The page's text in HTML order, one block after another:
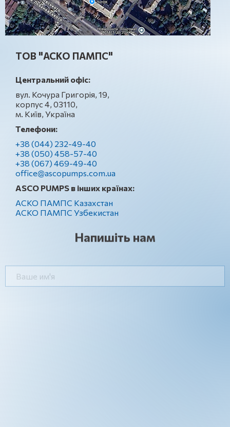
ТОВ "АСКО ПАМПС"
Центральний офіс:
вул. Кочура Григорія, 19,
корпус 4, 03110,
м. Київ, Україна
Телефони:
+38 (044) 232-49-40
+38 (050) 458-57-40
+38 (067) 469-49-40
office@ascopumps.com.ua
ASCO PUMPS в інших країнах:
АСКО ПАМПС Казахстан
АСКО ПАМПС Узбекистан
Напишіть нам